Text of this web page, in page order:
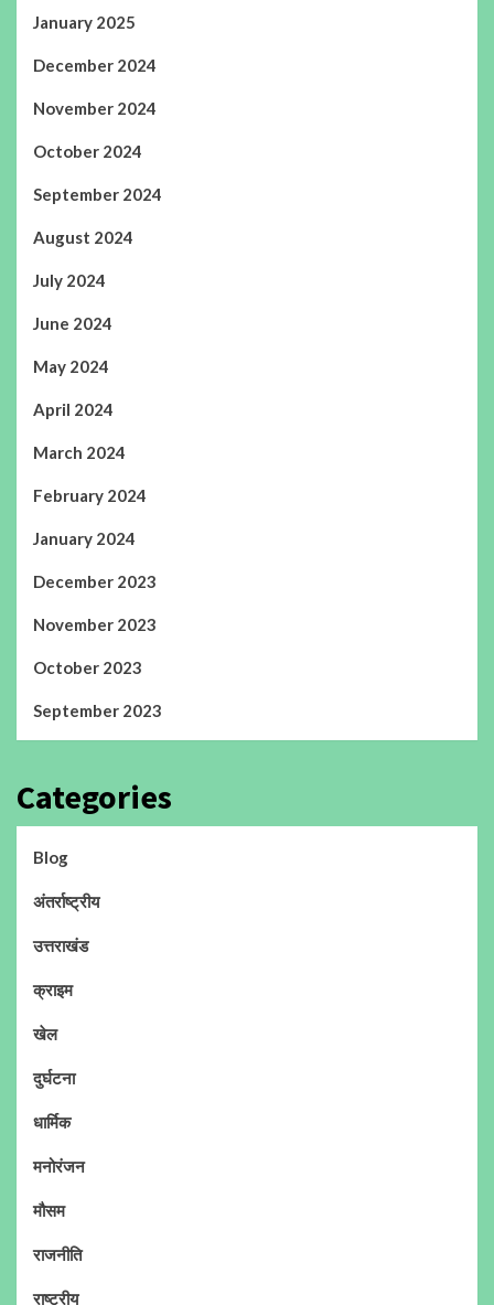
January 2025
December 2024
November 2024
October 2024
September 2024
August 2024
July 2024
June 2024
May 2024
April 2024
March 2024
February 2024
January 2024
December 2023
November 2023
October 2023
September 2023
Categories
Blog
अंतर्राष्ट्रीय
उत्तराखंड
क्राइम
खेल
दुर्घटना
धार्मिक
मनोरंजन
मौसम
राजनीति
राष्ट्रीय